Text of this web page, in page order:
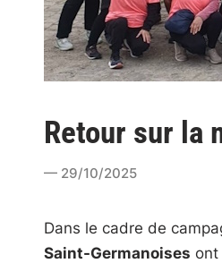
Retour sur la
29/10/2025
Dans le cadre de
Saint-Germanoises ont